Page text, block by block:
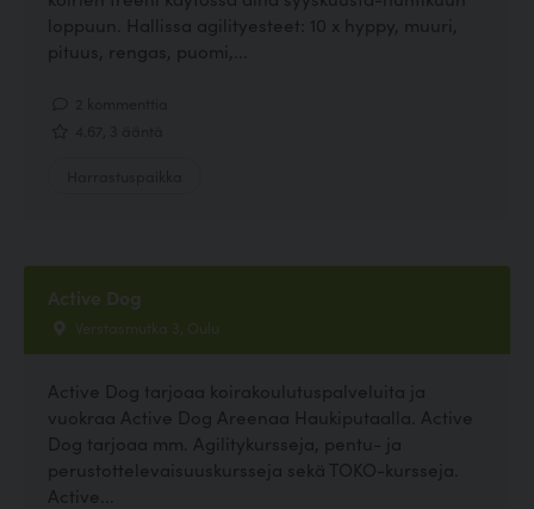
loppuun. Hallissa agilityesteet: 10 x hyppy, muuri,
pituus, rengas, puomi,...
Active Dog
Verstasmutka 3, Oulu
Active Dog tarjoaa koirakoulutuspalveluita ja
vuokraa Active Dog Areenaa Haukiputaalla. Active
Dog tarjoaa mm. Agilitykursseja, pentu- ja
perustottelevaisuuskursseja sekä TOKO-kursseja.
Active...